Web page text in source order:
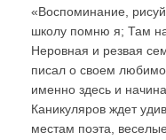
«Воспоминание,
школу помню я; Там
Неровная и резвая
писал о своем
именно здесь и
Каникуляров ждет
местам поэта,